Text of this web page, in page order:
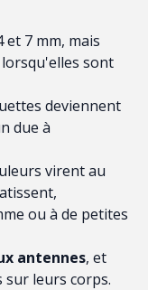
et 7 mm, mais
lorsqu'elles sont
deviennent
due à
virent au
ou à de petites
antennes, et
leurs corps.